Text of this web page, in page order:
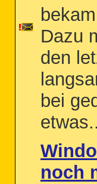
Dazu
den
bei
noch